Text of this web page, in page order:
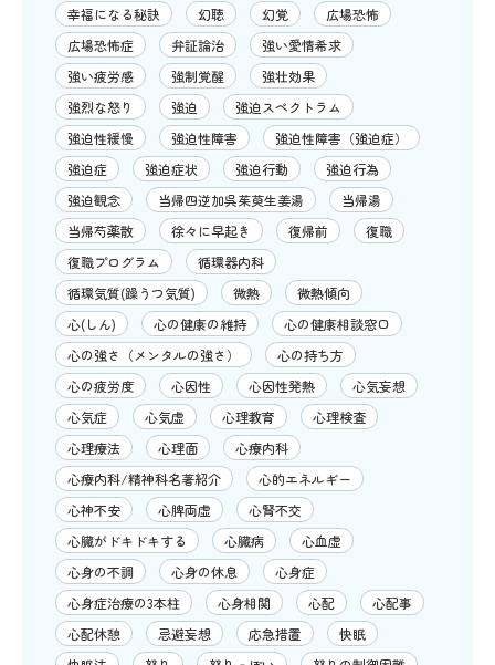
幸福になる秘訣
幻聴 幻覚
広場恐怖
広場恐怖症
弁証論治
強い愛情希求
強い疲労感
強制覚醒
強壮効果
強烈な怒り
強迫
強迫スペクトラム
強迫性緩慢
強迫性障害
強迫性障害（強迫症）
強迫症
強迫症状 強迫行動
強迫行為
強迫観念
当帰四逆加呉茱萸生姜湯
当帰湯
当帰芍薬散
徐々に早起き 復帰前
復職
復職プログラム
循環器内科
循環気質(躁うつ気質)
微熱
微熱傾向
心(しん)
心の健康の維持
心の健康相談窓口
心の強さ（メンタルの強さ）
心の持ち方
心の疲労度
心因性 心因性発熱
心気妄想
心気症
心気虚 心理教育
心理検査
心理療法
心理面
心療内科
心療内科/精神科名著紹介
心的エネルギー
心神不安
心脾両虚
心腎不交
心臓がドキドキする
心臓病
心血虚
心身の不調
心身の休息
心身症
心身症治療の3本柱
心身相関 心配
心配事
心配休憩
忌避妄想 応急措置
快眠